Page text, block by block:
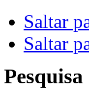
Saltar
Saltar